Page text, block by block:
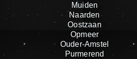
Muiden
Naarden
Oostzaan
Opmeer
Ouder-Amstel
Purmerend